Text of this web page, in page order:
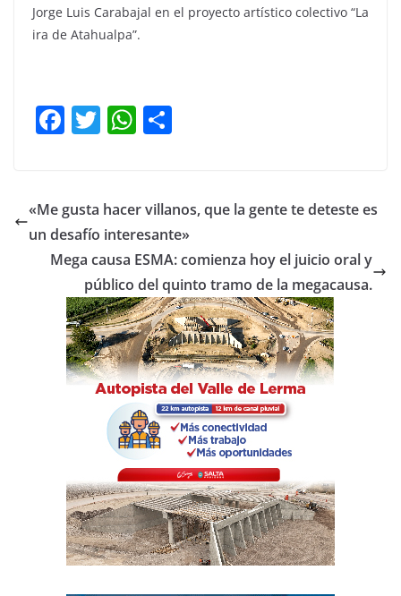
Jorge Luis Carabajal en el proyecto artístico colectivo “La
ira de Atahualpa”.
F
e
b
o
o
k
T
er
W
s
A
p
p
p
ar
tir
«Me gusta hacer villanos, que la gente te deteste es
un desafío interesante»
Mega causa ESMA: comienza hoy el juicio oral y
público del quinto tramo de la megacausa.